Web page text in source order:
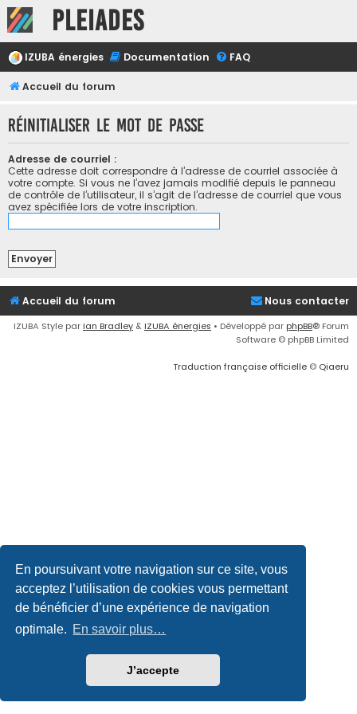
En poursuivant votre navigation sur ce site, vous
acceptez l’utilisation de cookies vous permettant
de bénéficier d’une expérience de navigation
optimale. En savoir plus…
J’accepte
Pleiades
IZUBA énergies Documentation FAQ
Accueil du forum
Réinitialiser le mot de passe
Adresse de courriel :
Cette adresse doit correspondre à l’adresse de courriel associée à
votre compte. Si vous ne l’avez jamais modifié depuis le panneau
de contrôle de l’utilisateur, il s’agit de l’adresse de courriel que vous
avez spécifiée lors de votre inscription.
Accueil du forum Nous contacter
IZUBA Style par Ian Bradley & IZUBA énergies • Développé par phpBB® Forum
Software © phpBB Limited
Traduction française officielle © Qiaeru